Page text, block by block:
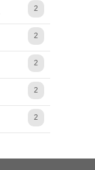
2
2
2
2
2